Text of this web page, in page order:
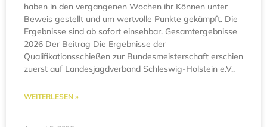
haben in den vergangenen Wochen ihr Können unter
Beweis gestellt und um wertvolle Punkte gekämpft. Die
Ergebnisse sind ab sofort einsehbar. Gesamtergebnisse
2026 Der Beitrag Die Ergebnisse der
Qualifikationsschießen zur Bundesmeisterschaft erschien
zuerst auf Landesjagdverband Schleswig-Holstein e.V..
WEITERLESEN »